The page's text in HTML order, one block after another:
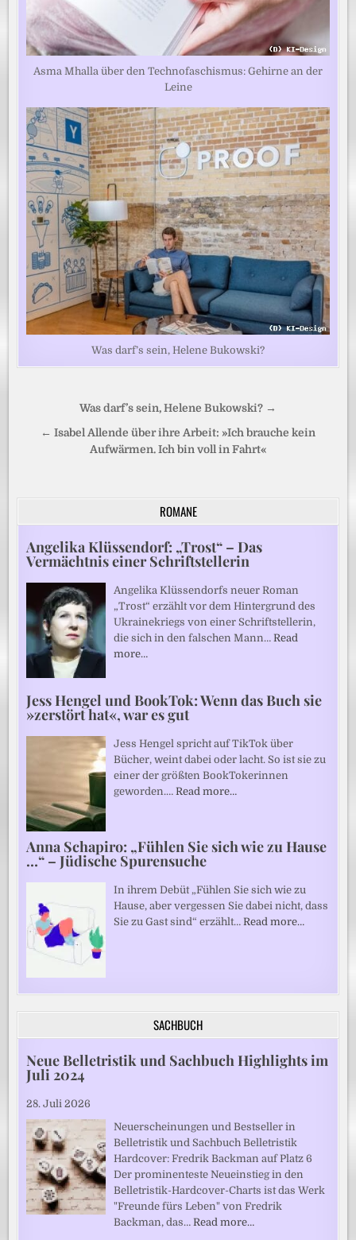
Asma Mhalla über den Technofaschismus: Gehirne an der
Leine
Was darf’s sein, Helene Bukowski?
Beitragsnavigation
Was darf’s sein, Helene Bukowski? →
← Isabel Allende über ihre Arbeit: »Ich brauche kein
Aufwärmen. Ich bin voll in Fahrt«
ROMANE
Angelika Klüssendorf: „Trost“ – Das
Vermächtnis einer Schriftstellerin
Angelika Klüssendorfs neuer Roman
„Trost“ erzählt vor dem Hintergrund des
Ukrainekriegs von einer Schriftstellerin,
die sich in den falschen Mann…Read
more…
Jess Hengel und BookTok: Wenn das Buch sie
»zerstört hat«, war es gut
Jess Hengel spricht auf TikTok über
Bücher, weint dabei oder lacht. So ist sie zu
einer der größten BookTokerinnen
geworden.…Read more…
Anna Schapiro: „Fühlen Sie sich wie zu Hause
…“ – Jüdische Spurensuche
In ihrem Debüt „Fühlen Sie sich wie zu
Hause, aber vergessen Sie dabei nicht, dass
Sie zu Gast sind“ erzählt…Read more…
SACHBUCH
Neue Belletristik und Sachbuch Highlights im
Juli 2024
28. Juli 2026
Neuerscheinungen und Bestseller in
Belletristik und Sachbuch Belletristik
Hardcover: Fredrik Backman auf Platz 6
Der prominenteste Neueinstieg in den
Belletristik-Hardcover-Charts ist das Werk
"Freunde fürs Leben" von Fredrik
Backman, das…Read more…